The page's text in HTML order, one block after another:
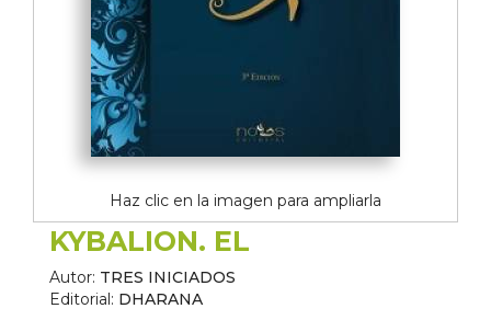
Haz clic en la imagen para ampliarla
KYBALION. EL
Autor: TRES INICIADOS
Editorial: DHARANA